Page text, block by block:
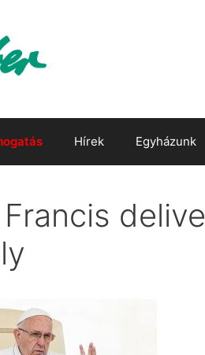
Hírek Egyházunk